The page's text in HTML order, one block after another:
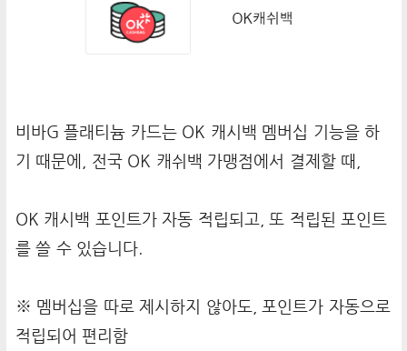
비바G 플래티늄 카드는 OK 캐시백 멤버십 기능을 하
기 때문에, 전국 OK 캐쉬백 가맹점에서 결제할 때,
OK 캐시백 포인트가 자동 적립되고, 또 적립된 포인트
를 쓸 수 있습니다.
※ 멤버십을 따로 제시하지 않아도, 포인트가 자동으로
적립되어 편리함